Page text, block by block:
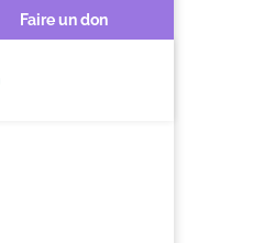
Faire un don